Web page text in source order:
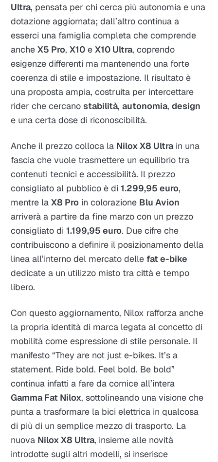
Ultra, pensata per chi cerca più autonomia e una
dotazione aggiornata; dall’altro continua a
esserci una famiglia completa che comprende
ancheX5 Pro,X10 eX10 Ultra, coprendo
esigenze differenti ma mantenendo una forte
coerenza di stile e impostazione. Il risultato è
una proposta ampia, costruita per intercettare
rider che cercanostabilità,autonomia,design
e una certa dose di riconoscibilità.
Anche il prezzo colloca la Nilox X8 Ultrain una
fascia che vuole trasmettere un equilibrio tra
contenuti tecnici e accessibilità. Il prezzo
consigliato al pubblico è di1.299,95 euro,
mentre laX8 Pro in colorazione Blu Avion
arriverà a partire da fine marzo con un prezzo
consigliato di1.199,95 euro. Due cifre che
contribuiscono a definire il posizionamento della
linea all’interno del mercato delle fat e-bike
dedicate a un utilizzo misto tra città e tempo
libero.
Con questo aggiornamento, Nilox rafforza anche
la propria identità di marca legata al concetto di
mobilità come espressione di stile personale. Il
manifesto “They are not just e-bikes. It’s a
statement. Ride bold. Feel bold. Be bold”
continua infatti a fare da cornice all’intera
Gamma Fat Nilox, sottolineando una visione che
punta a trasformare la bici elettrica in qualcosa
di più di un semplice mezzo di trasporto. La
nuova Nilox X8 Ultra, insieme alle novità
introdotte sugli altri modelli, si inserisce